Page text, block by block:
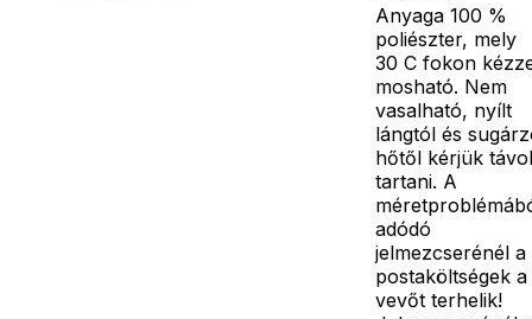
Anyaga 100 %
poliészter, mely
30 C fokon
mosható. Nem
vasalható, nyílt
lángtól és
hőtől kérjük távol
tartani. A
adódó
jelmezcserénél a
postaköltségek a
vevőt terhelik!